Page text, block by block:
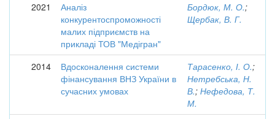
2021
Аналіз
конкурентоспроможності
малих підприємств на
прикладі ТОВ "Медігран"
Бордюк, М. О.;
Щербак, В. Г.
2014
Вдосконалення системи
фінансування ВНЗ України в
сучасних умовах
Тарасенко, І. О.;
Нетребська, Н.
В.; Нефедова, Т.
М.